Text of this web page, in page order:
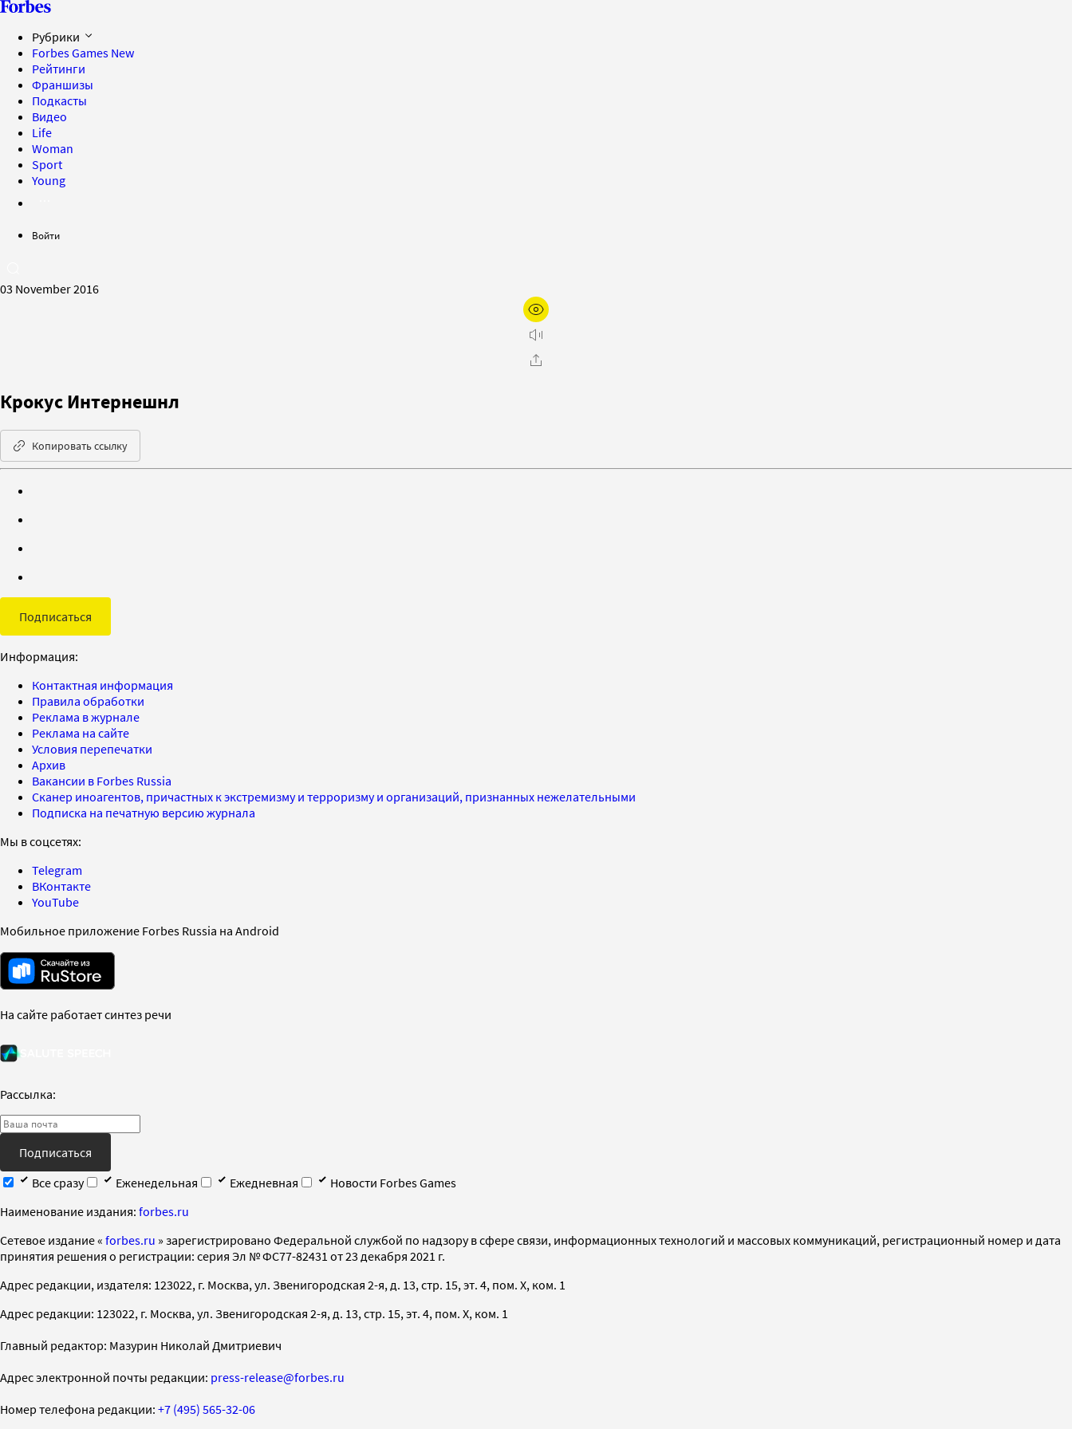
Рубрики
Forbes Games New
Рейтинги
Франшизы
Подкасты
Видео
Life
Woman
Sport
Young
Войти
03 November 2016
Крокус Интернешнл
Копировать ссылку
Подписаться
Информация:
Контактная информация
Правила обработки
Реклама в журнале
Реклама на сайте
Условия перепечатки
Архив
Вакансии в Forbes Russia
Сканер иноагентов, причастных к экстремизму и терроризму и организаций, признанных нежелательными
Подписка на печатную версию журнала
Мы в соцсетях:
Telegram
ВКонтакте
YouTube
Мобильное приложение Forbes Russia на Android
На сайте работает синтез речи
Рассылка:
Подписаться
Все сразу
Еженедельная Ежедневная
Новости Forbes Games
Наименование издания: forbes.ru
Cетевое издание « forbes.ru » зарегистрировано Федеральной службой по надзору в сфере связи, информационных технологий и массовых коммуникаций, регистрационный номер и дата
принятия решения о регистрации: серия Эл № ФС77-82431 от 23 декабря 2021 г.
Адрес редакции, издателя: 123022, г. Москва, ул. Звенигородская 2-я, д. 13, стр. 15, эт. 4, пом. X, ком. 1
Адрес редакции: 123022, г. Москва, ул. Звенигородская 2-я, д. 13, стр. 15, эт. 4, пом. X, ком. 1
Главный редактор: Мазурин Николай Дмитриевич
Адрес электронной почты редакции: press-release@forbes.ru
Номер телефона редакции: +7 (495) 565-32-06